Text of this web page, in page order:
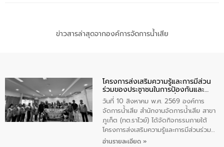
ข่าวสารล่าสุดจากองค์การจัดการน้ำเสีย
โครงการส่งเสริมความรู้และการมีส่วน
ร่วมของประชาชนในการป้องกันและ
แก้ไขปัญหาน้ำเสียอย่างยั่งยืน
วันที่ 10 สิงหาคม พ.ศ. 2569 องค์การ
จัดการน้ำเสีย สำนักงานจัดการน้ำเสีย สาขา
ภูเก็ต (ทต.ราไวย์) ได้จัดกิจกรรมภายใต้
โครงการส่งเสริมความรู้และการมีส่วนร่วม
ของประชาชนในการป้องกันและแก้ไขปัญหา
อ่านรายละเอียด »